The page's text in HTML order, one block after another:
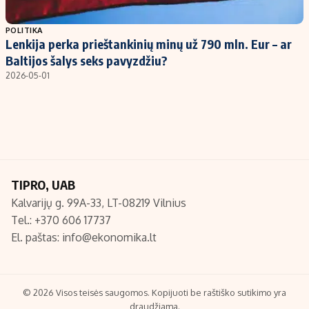
Populiarios temos
Investavimas
Akcijų rinka
Titulinis
Nedarbo išmokos skaičiuoklė
Redakcija
Turinio žymėjimo taisyklės
POLITIKA
Lenkija perka prieštankinių minų už 790 mln. Eur – ar
Baltijos šalys seks pavyzdžiu?
2026-05-01
TIPRO, UAB
Kalvarijų g. 99A-33, LT-08219 Vilnius
Tel.: +370 606 17737
El. paštas: info@ekonomika.lt
© 2026 Visos teisės saugomos. Kopijuoti be raštiško sutikimo yra
draudžiama.